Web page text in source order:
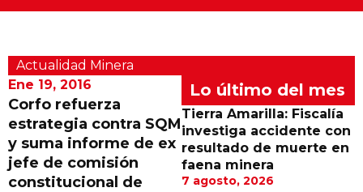
Actualidad Minera
Minería Superficie
Minerí­a Subterránea
Proveedores
Actualidad Minera
Ene 19, 2016
Corfo refuerza
estrategia contra SQM
y suma informe de ex
jefe de comisión
constitucional de
Lo último del mes
Tierra Amarilla: Fiscalía
investiga accidente con
resultado de muerte en
faena minera
7 agosto, 2026